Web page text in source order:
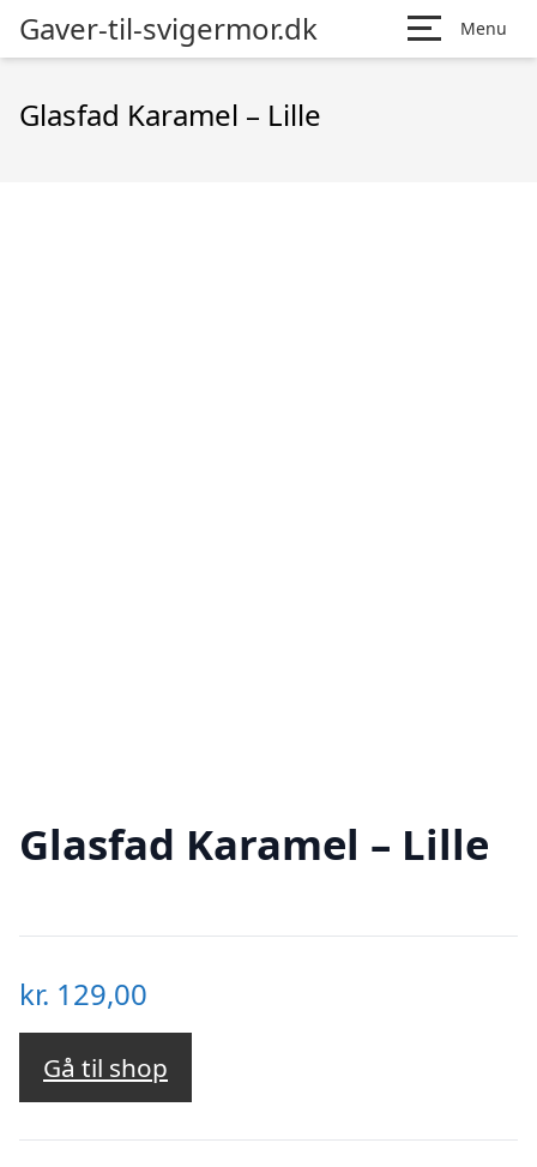
Gaver-til-svigermor.dk Menu
Glasfad Karamel – Lille
Glasfad Karamel – Lille
kr. 129,00
Gå til shop